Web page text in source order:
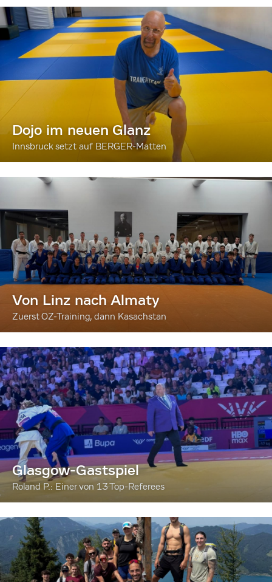
Dojo im neuen Glanz
Innsbruck setzt auf BERGER-Matten
Von Linz nach Almaty
Zuerst OZ-Training, dann Kasachstan
Glasgow-Gastspiel
Roland P.: Einer von 13 Top-Referees